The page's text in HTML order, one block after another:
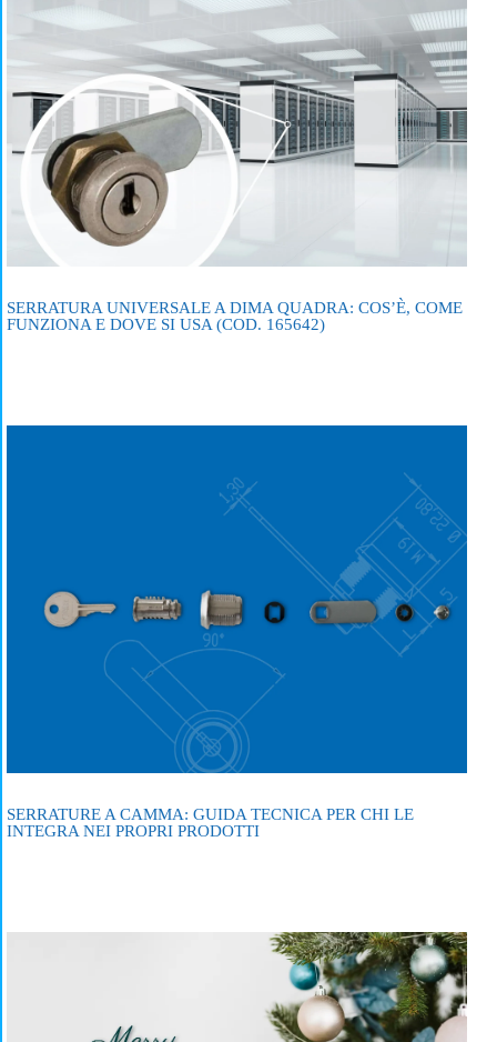
SERRATURA UNIVERSALE A DIMA QUADRA: COS’È, COME
FUNZIONA E DOVE SI USA (COD. 165642)
SERRATURE A CAMMA: GUIDA TECNICA PER CHI LE
INTEGRA NEI PROPRI PRODOTTI